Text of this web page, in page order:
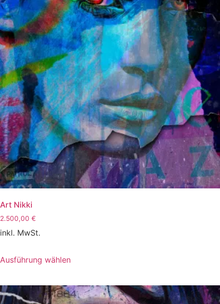
Art Nikki
2.500,00 €
inkl. MwSt.
Ausführung wählenProdukt
mehrere
Varianten